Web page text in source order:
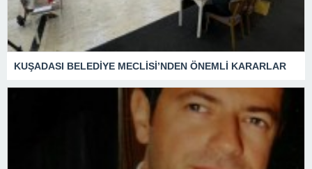
KUŞADASI BELEDİYE MECLİSİ’NDEN ÖNEMLİ KARARLAR